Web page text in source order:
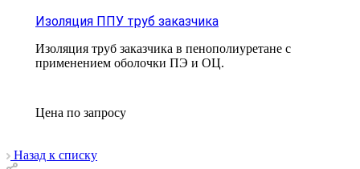
Изоляция ППУ труб заказчика
Изоляция труб заказчика в пенополиуретане с
применением оболочки ПЭ и ОЦ.
Цена по запросу
Назад к списку